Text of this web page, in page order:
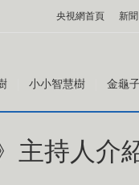
央視網首頁 新聞
小小智慧樹 金龜
主持人介